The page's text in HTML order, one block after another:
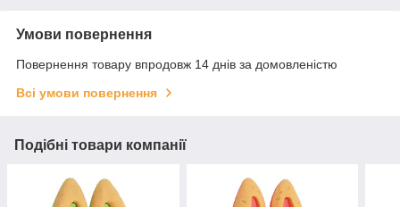
Умови повернення
Повернення товару впродовж 14 днів за домовленістю
Всі умови повернення
Подібні товари компанії